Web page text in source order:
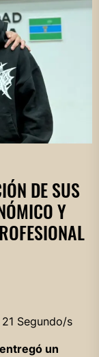
DE SUS
Y
Segundo/s
un